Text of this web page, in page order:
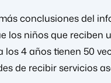
conclusiones del
los niños que reciben
los 4 años tienen 50
de recibir servicios